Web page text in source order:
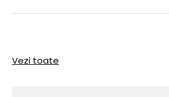
Vezi toate